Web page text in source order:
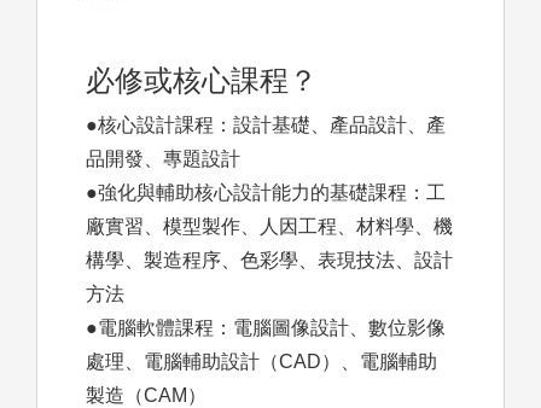
必修或核心課程？
●核心設計課程：設計基礎、產品設計、產
品開發、專題設計
●強化與輔助核心設計能力的基礎課程：工
廠實習、模型製作、人因工程、材料學、機
構學、製造程序、色彩學、表現技法、設計
方法
●電腦軟體課程：電腦圖像設計、數位影像
處理、電腦輔助設計（CAD）、電腦輔助
製造（CAM）